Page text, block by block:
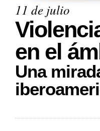
11 de julio
en el
Una